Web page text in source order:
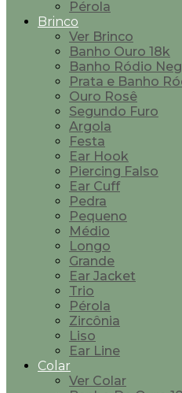
Pérola
Brinco
Ver Brinco
Banho Ouro 18k
Banho Ródio
Prata e Banho
Ouro Rosê
Segundo Furo
Argola
Festa
Ear Hook
Piercing Falso
Ear Cuff
Pedra
Pequeno
Médio
Longo
Grande
Ear Jacket
Trio
Pérola
Zircônia
Liso
Ear Line
Colar
Ver Colar